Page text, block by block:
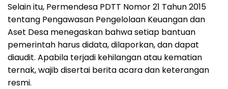
‎Selain itu, Permendesa PDTT Nomor 21 Tahun 2015
tentang Pengawasan Pengelolaan Keuangan dan
Aset Desa menegaskan bahwa setiap bantuan
pemerintah harus didata, dilaporkan, dan dapat
diaudit. Apabila terjadi kehilangan atau kematian
ternak, wajib disertai berita acara dan keterangan
resmi.